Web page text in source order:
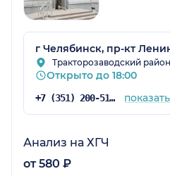
г Челябинск, пр-кт
Тракторозаводский район
Открыто до 18:00
+7 (351) 200-51-58 показать
Анализ на ХГЧ
от 580 ₽